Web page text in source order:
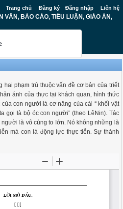
Trang chủ Đăng ký Đăng nhập Liên hệ
VĂN, BÁO CÁO, TIỂU LUẬN, GIÁO ÁN,
hai phạm trù thuộc vấn đề cơ bản của triết
ánh của thực tại khách quan, hình thức
con người là cơ năng của cái “ khối vật
gọi là bộ óc con người” (theo LêNin). Tác
là vô cùng to lớn. Nó không những là
mà con là động lực thực tiễn. Sự thành